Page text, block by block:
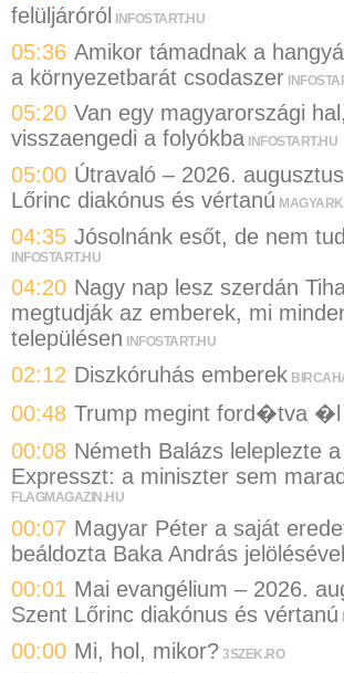
felüljáróról
INFOSTART.HU
05:36 Amikor támadnak a
a környezetbarát csodaszer
05:20 Van egy magyarországi
visszaengedi a folyókba INFOSTART.HU
05:00 Útravaló – 2026.
Lőrinc diakónus és vértanú
04:35 Jósolnánk esőt, de nem
INFOSTART.HU
04:20 Nagy nap lesz szerdán
megtudják az emberek, mi
településen
INFOSTART.HU
02:12 Diszkóruhás emberek
00:48 Trump megint ford�tva �l
00:08 Németh Balázs leleplezte
Expresszt: a miniszter sem
FLAGMAGAZIN.HU
00:07 Magyar Péter a saját
beáldozta Baka András jelölésével
00:01 Mai evangélium – 2026.
Szent Lőrinc diakónus és vértanú
00:00 Mi, hol, mikor? 3SZEK.RO